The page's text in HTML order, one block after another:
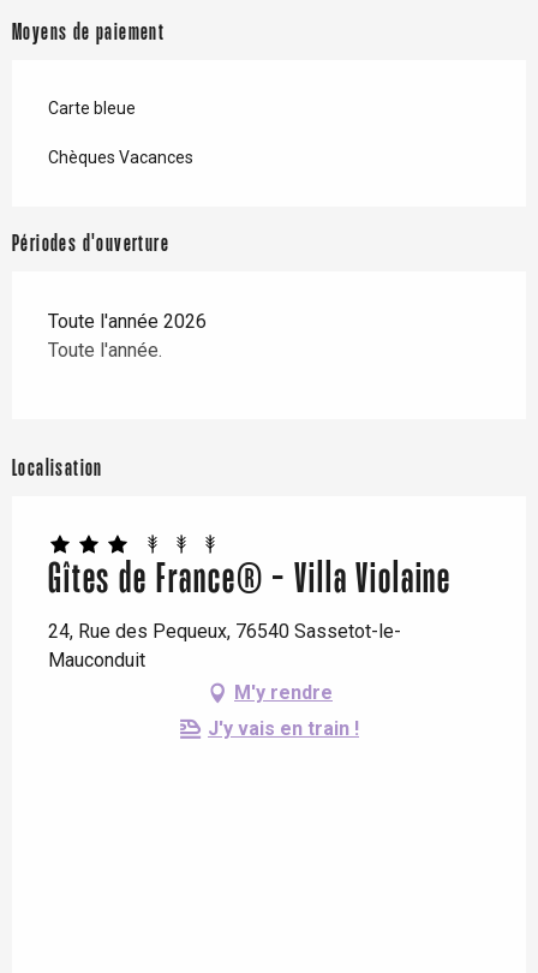
Moyens de paiement
Carte bleue
Chèques Vacances
Périodes d'ouverture
Toute l'année 2026
Toute l'année.
Localisation
Gîtes de France® - Villa Violaine
24, Rue des Pequeux, 76540 Sassetot-le-
Mauconduit
M'y rendre
J'y vais en train !